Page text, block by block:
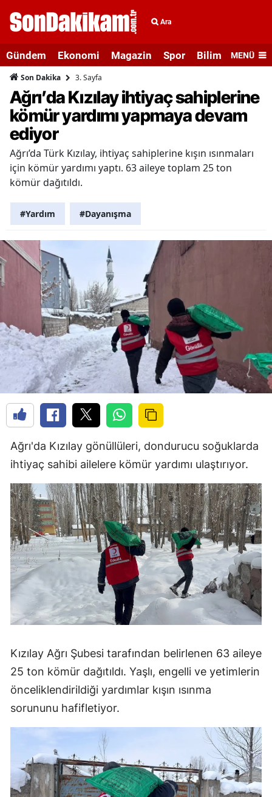
Ara
Gündem Ekonomi Magazin Spor Bilim veMENÜ
Son Dakika 3. Sayfa
Ağrı’da Kızılay ihtiyaç sahiplerine
kömür yardımı yapmaya devam
ediyor
Ağrı’da Türk Kızılay, ihtiyaç sahiplerine kışın ısınmaları
için kömür yardımı yaptı. 63 aileye toplam 25 ton
kömür dağıtıldı.
#Yardım #Dayanışma
Ağrı'da Kızılay gönüllüleri, dondurucu soğuklarda
ihtiyaç sahibi ailelere kömür yardımı ulaştırıyor.
Kızılay Ağrı Şubesi tarafından belirlenen 63 aileye
25 ton kömür dağıtıldı. Yaşlı, engelli ve yetimlerin
önceliklendirildiği yardımlar kışın ısınma
sorununu hafifletiyor.